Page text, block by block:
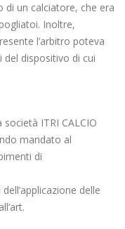
un calciatore, che era
Inoltre,
l’arbitro poteva
del dispositivo di cui
ITRI CALCIO
mandato al
di
delle